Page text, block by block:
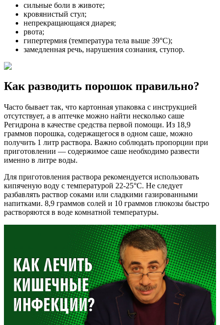
сильные боли в животе;
кровянистый стул;
непрекращающаяся диарея;
рвота;
гипертермия (температура тела выше 39°С);
замедленная речь, нарушения сознания, ступор.
Как разводить порошок правильно?
Часто бывает так, что картонная упаковка с инструкцией
отсутствует, а в аптечке можно найти несколько саше
Регидрона в качестве средства первой помощи. Из 18,9
граммов порошка, содержащегося в одном саше, можно
получить 1 литр раствора. Важно соблюдать пропорции при
приготовлении — содержимое саше необходимо развести
именно в литре воды.
Для приготовления раствора рекомендуется использовать
кипяченую воду с температурой 22-25°C. Не следует
разбавлять раствор соками или сладкими газированными
напитками. 8,9 граммов солей и 10 граммов глюкозы быстро
растворяются в воде комнатной температуры.